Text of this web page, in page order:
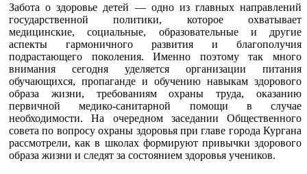
Забота о здоровье детей — одно из главных направлений
государственной политики, которое охватывает
медицинские, социальные, образовательные и другие
аспекты гармоничного развития и благополучия
подрастающего поколения. Именно поэтому так много
внимания сегодня уделяется организации питания
обучающихся, пропаганде и обучению навыкам здорового
образа жизни, требованиям охраны труда, оказанию
первичной медико-санитарной помощи в случае
необходимости. На очередном заседании Общественного
совета по вопросу охраны здоровья при главе города Кургана
рассмотрели, как в школах формируют привычки здорового
образа жизни и следят за состоянием здоровья учеников.